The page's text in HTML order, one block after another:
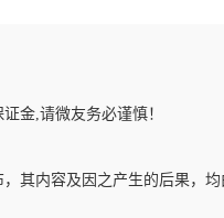
金,请微友务必谨慎！
其内容及因之产生的后果，